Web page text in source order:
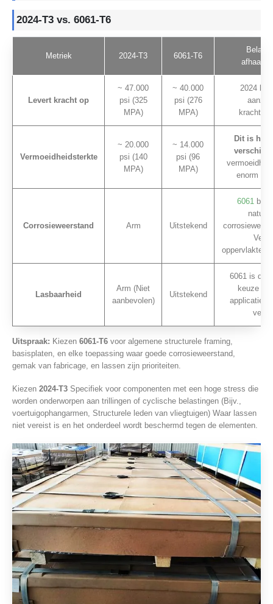
2024-T3 vs. 6061-T6
Metriek 2024-T3 6061-T6
Levert kracht op
~ 47.000
psi (325
MPA)
~ 40.000
psi (276
MPA)
2024
Vermoeidheidsterkte
~ 20.000
psi (140
MPA)
~ 14.000
psi (96
MPA)
Dit is het
verschil.
enorm
Corrosieweerstand Arm Uitstekend
6061
Lasbaarheid
Arm (Niet
aanbevolen)
Uitstekend
6061 is de
keuze
applicatie
Uitspraak: Kiezen 6061-T6 voor algemene structurele framing,
basisplaten, en elke toepassing waar goede corrosieweerstand,
gemak van fabricage, en lassen zijn prioriteiten.
Kiezen 2024-T3 Specifiek voor componenten met een hoge stress die
worden onderworpen aan trillingen of cyclische belastingen (Bijv.,
voertuigophangarmen, Structurele leden van vliegtuigen) Waar lassen
niet vereist is en het onderdeel wordt beschermd tegen de elementen.